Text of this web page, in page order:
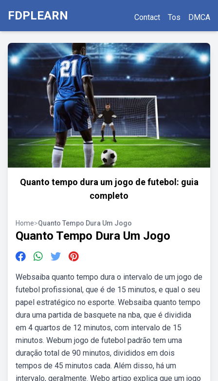
FDPLEARN Contact Tos DMCA
Quanto tempo dura um jogo de futebol: guia
completo
Home>Quanto Tempo Dura Um Jogo
Quanto Tempo Dura Um Jogo
Websaiba quanto tempo dura o intervalo de um jogo de
futebol profissional, que é de 15 minutos, e qual o seu
papel estratégico no esporte. Websaiba quanto tempo
dura uma partida de basquete na nba, que é dividida
em 4 quartos de 12 minutos, com intervalo de 15
minutos. Webum jogo de futebol padrão tem uma
duração total de 90 minutos, divididos em dois
tempos de 45 minutos cada. Além disso, há um
intervalo, geralmente. Webo artigo explica que um jogo